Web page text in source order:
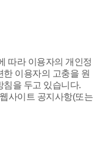
따라 이용자의 개인정
한 이용자의 고충을 원
침을 두고 있습니다.
사이트 공지사항(또는